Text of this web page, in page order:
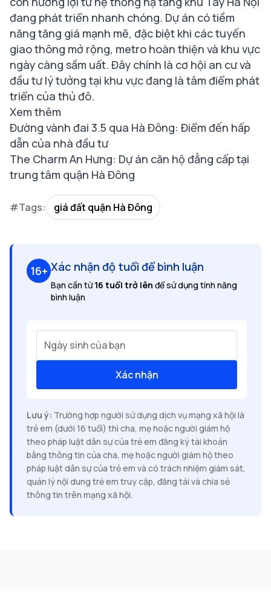
đang phát triển nhanh chóng. Dự án có tiềm
năng tăng giá mạnh mẽ, đặc biệt khi các tuyến
giao thông mở rộng, metro hoàn thiện và khu vực
ngày càng sầm uất. Đây chính là cơ hội an cư và
đầu tư lý tưởng tại khu vực đang là tâm điểm phát
triển của thủ đô.
Xem thêm
Đường vành đai 3.5 qua Hà Đông: Điểm đến hấp
dẫn của nhà đầu tư
The Charm An Hưng: Dự án căn hộ đẳng cấp tại
trung tâm quận Hà Đông
#Tags: giá đất quận Hà Đông
16+ Xác nhận độ tuổi để bình luận
Bạn cần từ16 tuổi trở lên để sử dụng tính năng
bình luận
Ngày sinh của bạn
Xác nhận
Lưu ý: Trường hợp người sử dụng dịch vụ mạng xã hội là
trẻ em (dưới 16 tuổi) thì cha, mẹ hoặc người giám hộ
theo pháp luật dân sự của trẻ em đăng ký tài khoản
bằng thông tin của cha, mẹ hoặc người giám hộ theo
pháp luật dân sự của trẻ em và có trách nhiệm giám sát,
quản lý nội dung trẻ em truy cập, đăng tải và chia sẻ
thông tin trên mạng xã hội.